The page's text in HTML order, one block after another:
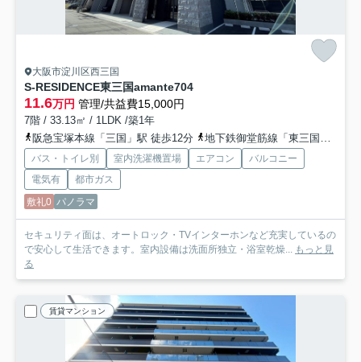
大阪市淀川区西三国
S-RESIDENCE東三国amante704
11.6万円 管理/共益費15,000円
7階 / 33.13㎡ / 1LDK /築1年
阪急宝塚本線「三国」駅 徒歩12分
地下鉄御堂筋線「東三国」駅 徒歩15分
バス・トイレ別 室内洗濯機置場 エアコン
バルコニー
電気有
都市ガス
敷礼0 パノラマ
セキュリティ面は、オートロック・TVインターホンなど充実しているの
で安心して生活できます。室内設備は洗面所独立・浴室乾燥...
もっと見
る
賃貸マンション